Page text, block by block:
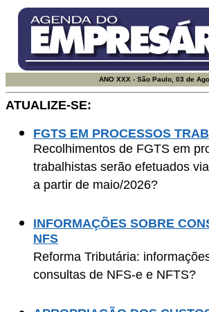
ANO XXX - São Paulo, 03 de
ATUALIZE-SE:
FGTS EM PROCESSOS
Recolhimentos de FGTS em
trabalhistas serão efetuados
a partir de maio/2026?
INFORMAÇÕES SOBRE
NFS
Reforma Tributária:
consultas de NFS-e e NFTS?